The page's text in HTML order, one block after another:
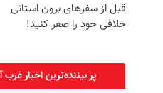
قبل از سفرهای برون استانی
خلافی خود را صفر کنید!
پر بیننده‌ترین اخبار غرب